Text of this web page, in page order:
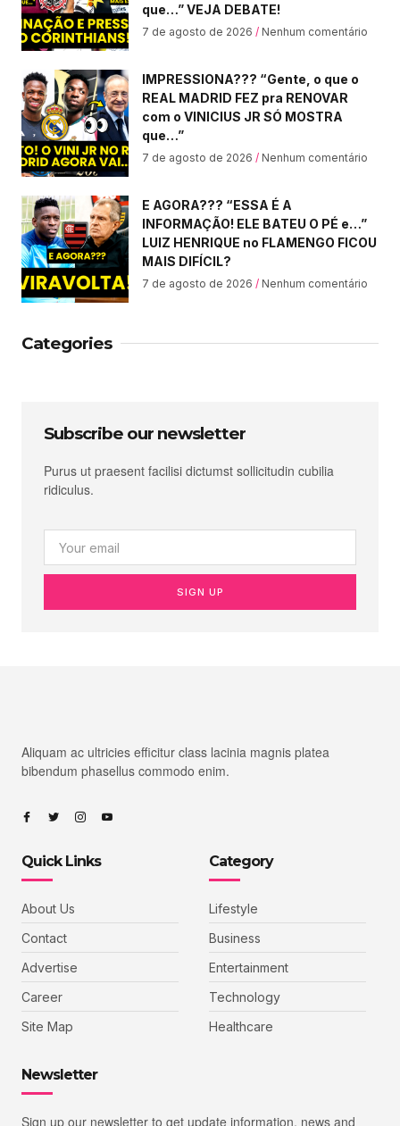
que…” VEJA DEBATE!
7 de agosto de 2026 Nenhum comentário
IMPRESSIONA??? “Gente, o que o
REAL MADRID FEZ pra RENOVAR
com o VINICIUS JR SÓ MOSTRA
que…”
7 de agosto de 2026 Nenhum comentário
E AGORA??? “ESSA É A
INFORMAÇÃO! ELE BATEU O PÉ e…”
LUIZ HENRIQUE no FLAMENGO FICOU
MAIS DIFÍCIL?
7 de agosto de 2026 Nenhum comentário
Categories
Subscribe our newsletter
Purus ut praesent facilisi dictumst sollicitudin cubilia
ridiculus.
SIGN UP
Aliquam ac ultricies efficitur class lacinia magnis platea
bibendum phasellus commodo enim.
Quick Links
About Us
Contact
Advertise
Career
Site Map
Category
Lifestyle
Business
Entertainment
Technology
Healthcare
Newsletter
Sign up our newsletter to get update information, news and